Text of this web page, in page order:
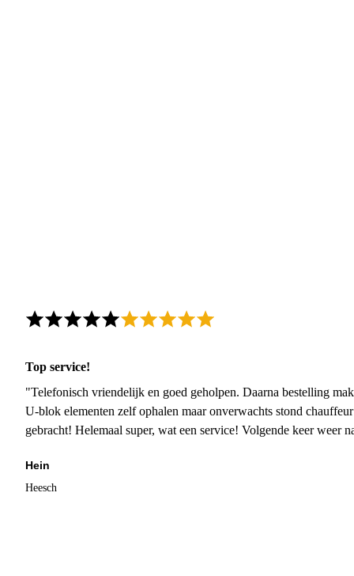
Top service!
"Telefonisch vriendelijk en goed geholpen. Daarna bestelling
U-blok elementen zelf ophalen maar onverwachts stond
gebracht! Helemaal super, wat een service! Volgende keer weer
Hein
Heesch